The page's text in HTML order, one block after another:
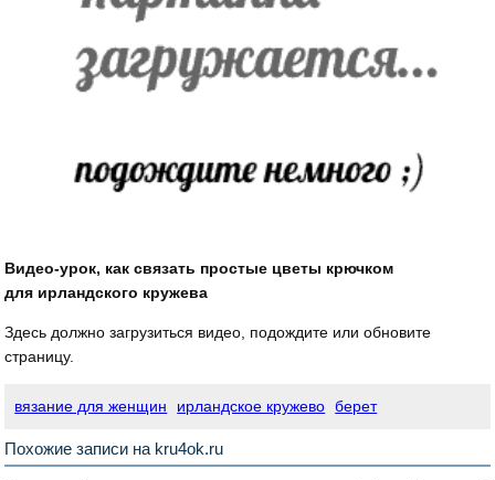
Видео-урок, как связать простые цветы крючком
для ирландского кружева
Здесь должно загрузиться видео, подождите или обновите
страницу.
вязание для женщин ирландское кружево берет
Похожие записи на kru4ok.ru